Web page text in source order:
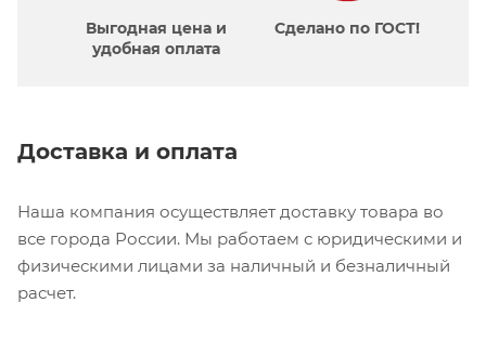
Выгодная цена и
удобная оплата
Сделано по ГОСТ!
Доставка и оплата
Наша компания осуществляет доставку товара во
все города России. Мы работаем с юридическими и
физическими лицами за наличный и безналичный
расчет.